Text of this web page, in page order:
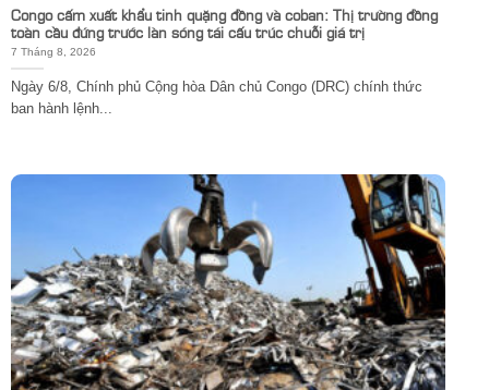
Congo cấm xuất khẩu tinh quặng đồng và coban: Thị trường đồng
toàn cầu đứng trước làn sóng tái cấu trúc chuỗi giá trị
7 Tháng 8, 2026
Ngày 6/8, Chính phủ Cộng hòa Dân chủ Congo (DRC) chính thức
ban hành lệnh...